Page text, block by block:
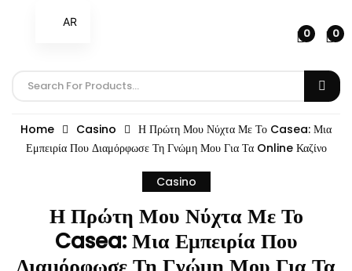
Products
0 0
Home Casino
Η Πρώτη Μου Νύχτα Με Το Casea: Μια
Εμπειρία Που Διαμόρφωσε Τη Γνώμη Μου Για Τα Online Καζίνο
Casino
Η Πρώτη Μου Νύχτα Με Το
Casea: Μια Εμπειρία Που
AR